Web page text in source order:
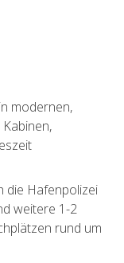
modernen,
die Hafenpolizei
weitere 1-2
rund um